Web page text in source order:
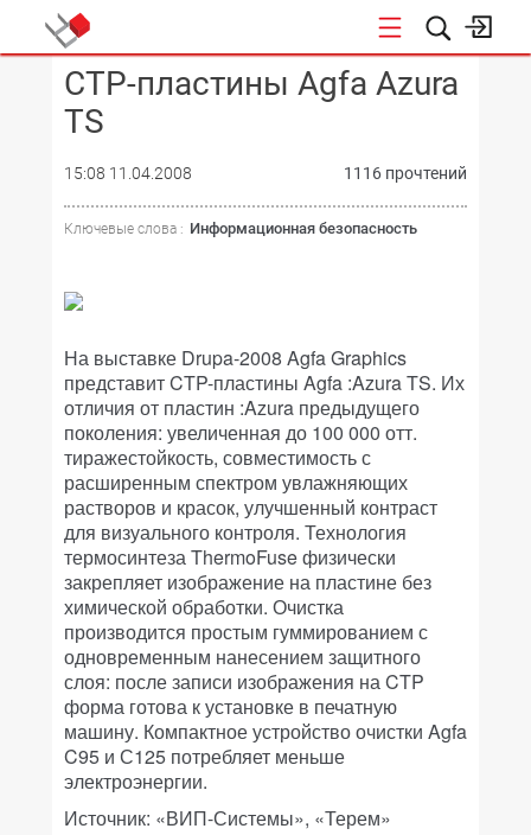
КОНФЕРЕНЦИИ
CTP-пластины Agfa Azura
TS
15:08 11.04.2008 1116 прочтений
Ключевые слова : Информационная безопасность
На выставке Drupa-2008 Agfa Graphics
представит CTP-пластины Agfa :Azura TS. Их
отличия от пластин :Azura предыдущего
поколения: увеличенная до 100 000 отт.
тиражестойкость, совместимость с
расширенным спектром увлажняющих
растворов и красок, улучшенный контраст
для визуального контроля. Технология
термосинтеза ThermoFuse физически
закрепляет изображение на пластине без
химической обработки. Очистка
производится простым гуммированием с
одновременным нанесением защитного
слоя: после записи изображения на CTP
форма готова к установке в печатную
машину. Компактное устройство очистки Agfa
C95 и С125 потребляет меньше
электроэнергии.
Источник: «ВИП-Системы», «Терем»